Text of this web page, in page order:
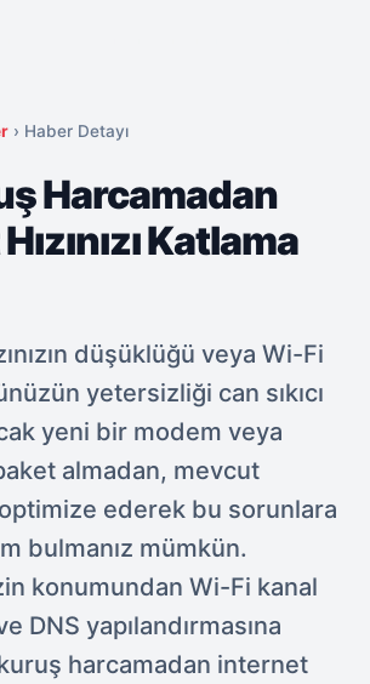
› Haber Detayı
Harcamadan
Katlama
düşüklüğü veya Wi-Fi
yetersizliği can sıkıcı
yeni bir modem veya
almadan, mevcut
optimize ederek bu sorunlara
bulmanız mümkün.
konumundan Wi-Fi kanal
DNS yapılandırmasına
harcamadan internet